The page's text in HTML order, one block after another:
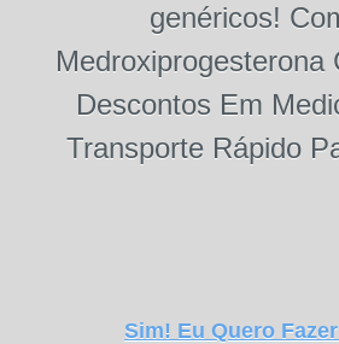
genéricos!
Medroxiprogesterona
Descontos Em
Transporte Rápido
Sim! Eu Quero